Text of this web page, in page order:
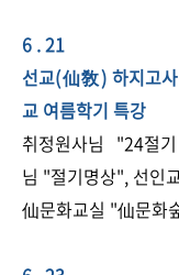
​6 . 21
선교(仙敎) 하지고
교 여름학기 특강
취정원사님 "24절
님 "절기명상", 선인
仙문화교실 "仙문화